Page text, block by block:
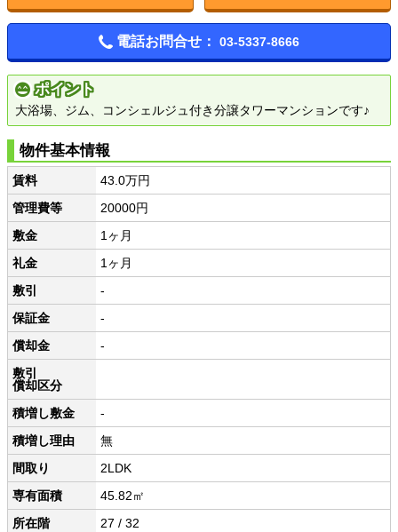
電話お問合せ： 03-5337-8666
ポイント
大浴場、ジム、コンシェルジュ付き分譲タワーマンションです♪
物件基本情報
賃料
43.0万円
管理費等
20000円
敷金
1ヶ月
礼金
1ヶ月
敷引
-
保証金
-
償却金
-
敷引
償却区分
積増し敷金
-
積増し理由
無
間取り
2LDK
専有面積
45.82㎡
所在階
27 / 32